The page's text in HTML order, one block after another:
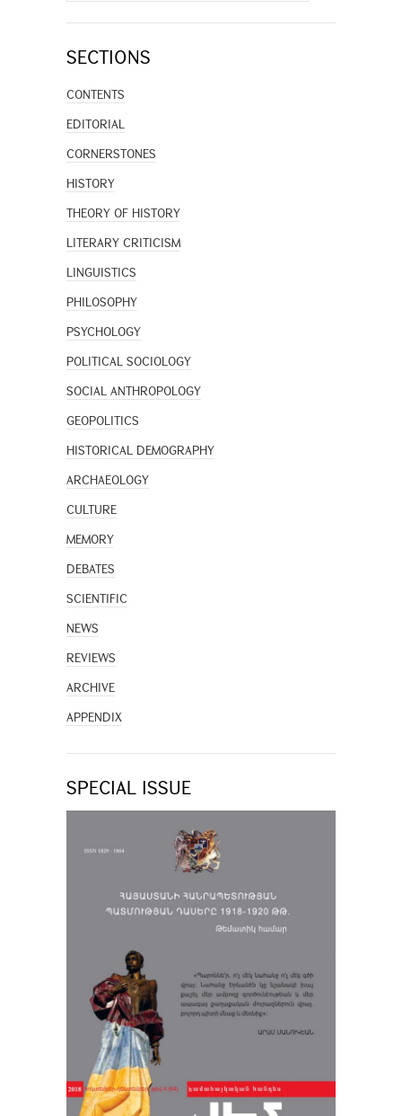
SECTIONS
CONTENTS
EDITORIAL
CORNERSTONES
HISTORY
THEORY OF HISTORY
LITERARY CRITICISM
LINGUISTICS
PHILOSOPHY
PSYCHOLOGY
POLITICAL SOCIOLOGY
SOCIAL ANTHROPOLOGY
GEOPOLITICS
HISTORICAL DEMOGRAPHY
ARCHAEOLOGY
CULTURE
MEMORY
DEBATES
SCIENTIFIC
NEWS
REVIEWS
ARCHIVE
APPENDIX
SPECIAL ISSUE